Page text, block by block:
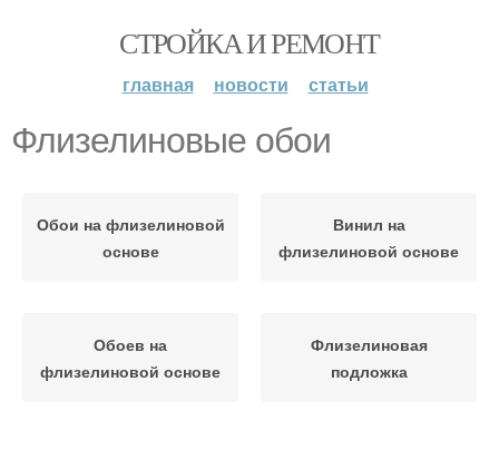
СТРОЙКА И РЕМОНТ
главная новости статьи
Флизелиновые обои
Обои на флизелиновой
основе
Винил на
флизелиновой основе
Обоев на
флизелиновой основе
Флизелиновая
подложка